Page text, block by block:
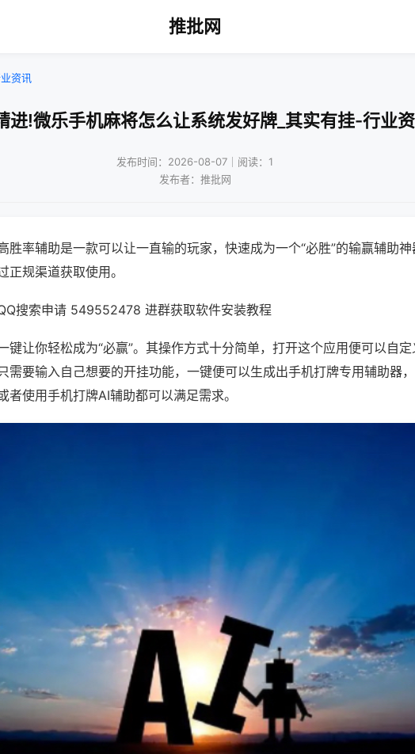
推批网
资讯
进!微乐手机麻将怎么让系统发好牌_其实有挂-行业
发布时间：2026-08-07｜阅读：1
发布者：推批网
胜率辅助是一款可以让一直输的玩家，快速成为一个“必胜”的输赢辅助
正规渠道获取使用。
搜索申请 549552478 进群获取软件安装教程
键让你轻松成为“必赢”。其操作方式十分简单，打开这个应用便可以自
需要输入自己想要的开挂功能，一键便可以生成出手机打牌专用辅助器
者使用手机打牌AI辅助都可以满足需求。